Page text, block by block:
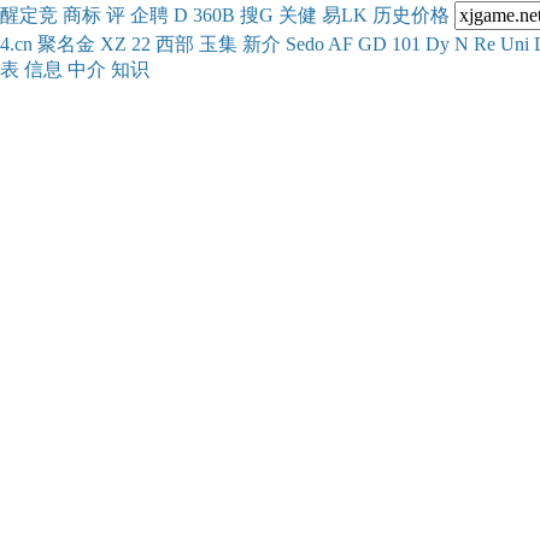
醒定竞 商标 评 企聘 D 360B 搜G 关健 易LK 历史价格
4.cn 聚名金 XZ 22 西部 玉集 新介 Sedo AF GD 101 Dy N Re Uni
表 信息 中介 知识